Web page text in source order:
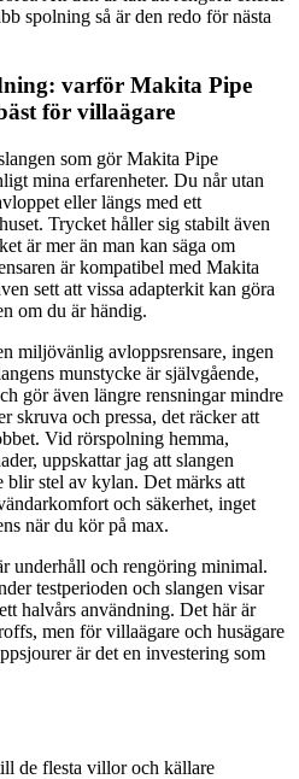
spolning så är den redo för nästa
varför Makita Pipe
för villaägare
som gör Makita Pipe
mina erfarenheter. Du når utan
eller längs med ett
Trycket håller sig stabilt även
är mer än man kan säga om
är kompatibel med Makita
sett att vissa adapterkit kan göra
om du är händig.
miljövänlig avloppsrensare, ingen
munstycke är självgående,
gör även längre rensningar mindre
skruva och pressa, det räcker att
Vid rörspolning hemma,
uppskattar jag att slangen
blir stel av kylan. Det märks att
och säkerhet, inget
när du kör på max.
underhåll och rengöring minimal.
testperioden och slangen visar
halvårs användning. Det här är
men för villaägare och husägare
är det en investering som
de flesta villor och källare